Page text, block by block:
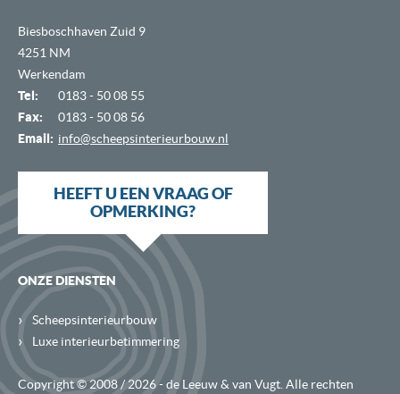
Biesboschhaven Zuid 9
4251 NM
Werkendam
Tel:
0183 - 50 08 55
Fax:
0183 - 50 08 56
Email: info@scheepsinterieurbouw.nl
HEEFT U EEN VRAAG OF
OPMERKING?
ONZE DIENSTEN
› Scheepsinterieurbouw
› Luxe interieurbetimmering
Copyright © 2008 / 2026 - de Leeuw & van Vugt. Alle rechten